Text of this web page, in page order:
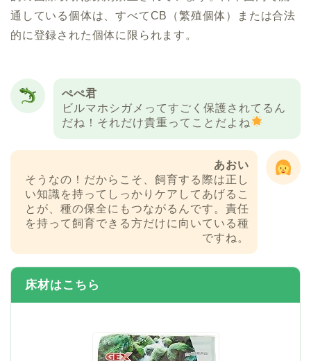
通している個体は、すべてCB（繁殖個体）または合法
的に登録された個体に限られます。
ぺぺ君
ビルマホシガメってすごく保護されてるん
だね！それだけ貴重ってことだよね
あおい
そうなの！だからこそ、飼育する際は正し
い知識を持ってしっかりケアしてあげるこ
とが、種の保全にもつながるんです。責任
を持って飼育できる方だけに向いている種
ですね。
床材はこちら